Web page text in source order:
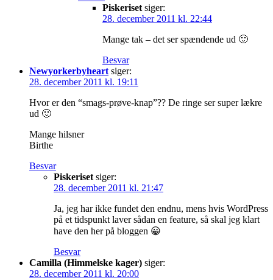
Piskeriset siger:
28. december 2011 kl. 22:44
Mange tak – det ser spændende ud 🙂
Besvar
Newyorkerbyheart siger:
28. december 2011 kl. 19:11
Hvor er den “smags-prøve-knap”?? De ringe ser super lækre
ud 🙂
Mange hilsner
Birthe
Besvar
Piskeriset siger:
28. december 2011 kl. 21:47
Ja, jeg har ikke fundet den endnu, mens hvis WordPress
på et tidspunkt laver sådan en feature, så skal jeg klart
have den her på bloggen 😀
Besvar
Camilla (Himmelske kager) siger:
28. december 2011 kl. 20:00